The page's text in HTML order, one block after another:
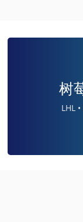
树
LHL •